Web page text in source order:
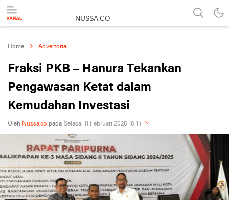
NUSSA.CO
Home Advertorial
Fraksi PKB – Hanura Tekankan
Pengawasan Ketat dalam
Kemudahan Investasi
Oleh Nussa.co pada Selasa, 11 Februari 2025 18:14